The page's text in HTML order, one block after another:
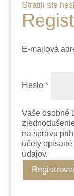
Stratili ste
E-mailová
Heslo *
Vaše osobné
na správu
účely
údajov.